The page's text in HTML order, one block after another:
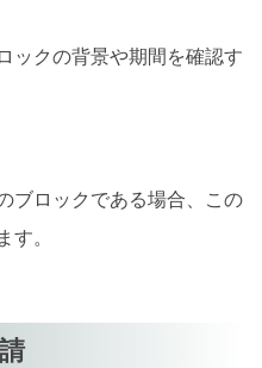
ックの背景や期間を確認す
ブロックである場合、この
。